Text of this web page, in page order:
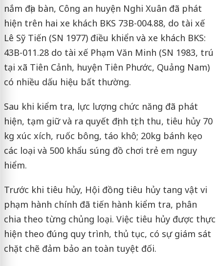
nắm địa bàn, Công an huyện Nghi Xuân đã phát
hiện trên hai xe khách BKS 73B-004.88, do tài xế
Lê Sỹ Tiến (SN 1977) điều khiển và xe khách BKS:
43B-011.28 do tài xế Phạm Văn Minh (SN 1983, trú
tại xã Tiên Cảnh, huyện Tiên Phước, Quảng Nam)
có nhiều dấu hiệu bất thường.
Sau khi kiểm tra, lực lượng chức năng đã phát
hiện, tạm giữ và ra quyết định tịch thu, tiêu hủy 70
kg xúc xích, ruốc bông, táo khô; 20kg bánh kẹo
các loại và 500 khẩu súng đồ chơi trẻ em nguy
hiểm.
Trước khi tiêu hủy, Hội đồng tiêu hủy tang vật vi
phạm hành chính đã tiến hành kiểm tra, phân
chia theo từng chủng loại. Việc tiêu hủy được thực
hiện theo đúng quy trình, thủ tục, có sự giám sát
chặt chẽ đảm bảo an toàn tuyệt đối.